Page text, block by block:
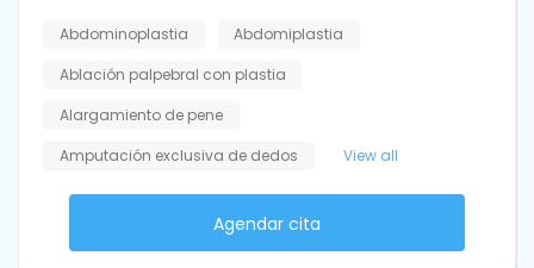
Abdominoplastia
Abdomiplastia
Ablación palpebral con plastia
Alargamiento de pene
Amputación exclusiva de dedos
View all
Agendar cita